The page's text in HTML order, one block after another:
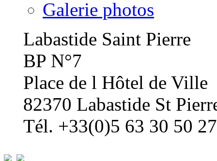
Galerie photos
Labastide Saint Pierre
BP N°7
Place de l Hôtel de Ville
82370 Labastide St
Tél. +33(0)5 63 30 50 27